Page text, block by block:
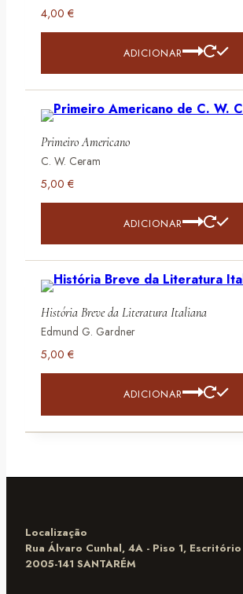
4,00 €
ADICIONAR
Primeiro Americano
C. W. Ceram
5,00 €
ADICIONAR
História Breve da Literatura Italiana
Edmund G. Gardner
5,00 €
ADICIONAR
Localização
Rua Álvaro Cunhal, 4A - Piso 1, Escritório
2005-141 SANTARÉM